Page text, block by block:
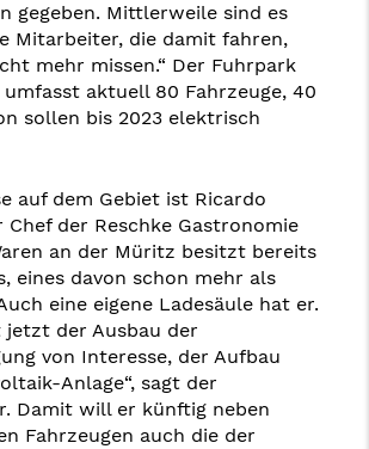
gegeben. Mittlerweile sind es
Mitarbeiter, die damit fahren,
mehr missen.“ Der Fuhrpark
aktuell 80 Fahrzeuge, 40
sollen bis 2023 elektrisch
auf dem Gebiet ist Ricardo
Chef der Reschke Gastronomie
an der Müritz besitzt bereits
eines davon schon mehr als
eine eigene Ladesäule hat er.
jetzt der Ausbau der
von Interesse, der Aufbau
Anlage“, sagt der
Damit will er künftig neben
Fahrzeugen auch die der